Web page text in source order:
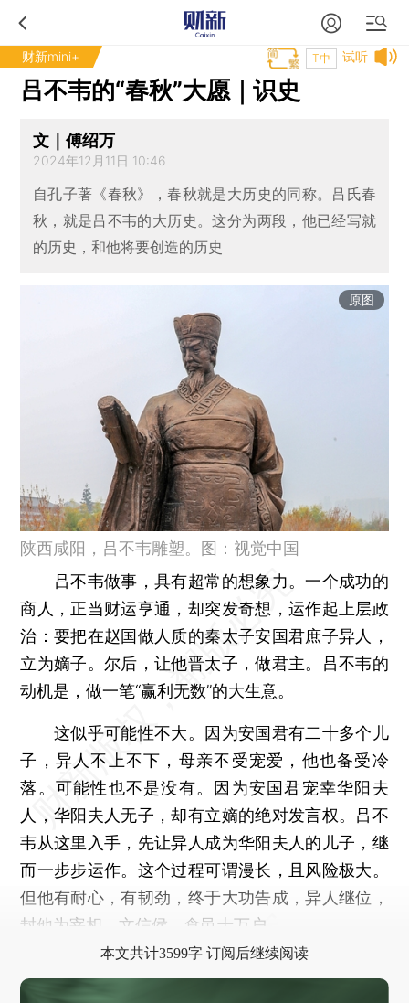
财新mini+ 试听
T中
吕不韦的“春秋”大愿｜识史
文｜傅绍万
2024年12月11日 10:46
自孔子著《春秋》，春秋就是大历史的同称。吕氏春
秋，就是吕不韦的大历史。这分为两段，他已经写就
的历史，和他将要创造的历史
原图
陕西咸阳，吕不韦雕塑。图：视觉中国
吕不韦做事，具有超常的想象力。一个成功的
商人，正当财运亨通，却突发奇想，运作起上层政
治：要把在赵国做人质的秦太子安国君庶子异人，
立为嫡子。尔后，让他晋太子，做君主。吕不韦的
动机是，做一笔“赢利无数”的大生意。
这似乎可能性不大。因为安国君有二十多个儿
子，异人不上不下，母亲不受宠爱，他也备受冷
落。可能性也不是没有。因为安国君宠幸华阳夫
人，华阳夫人无子，却有立嫡的绝对发言权。吕不
韦从这里入手，先让异人成为华阳夫人的儿子，继
而一步步运作。这个过程可谓漫长，且风险极大。
但他有耐心，有韧劲，终于大功告成，异人继位，
封他为宰相，文信侯，食邑十万户。
本文共计3599字 订阅后继续阅读